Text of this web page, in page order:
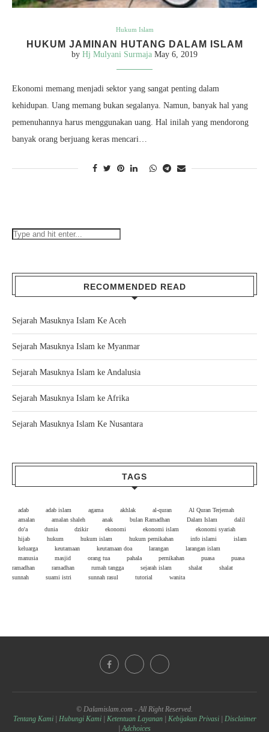
Hukum Islam
HUKUM JAMINAN HUTANG DALAM ISLAM
by Hj Mulyani Surmaja May 6, 2019
Ekonomi memang menjadi sektor yang sangat penting dalam
kehidupan. Uang memang bukan segalanya. Namun, banyak hal yang
pemenuhannya harus menggunakan uang. Hal inilah yang mendorong
banyak orang berjuang keras mencari…
RECOMMENDED READ
Sejarah Masuknya Islam Ke Aceh
Sejarah Masuknya Islam ke Myanmar
Sejarah Masuknya Islam ke Andalusia
Sejarah Masuknya Islam ke Afrika
Sejarah Masuknya Islam Ke Nusantara
TAGS
adab adab islam agama akhlak al-quran
Al Quran Terjemah
amalan
amalan shaleh anak bulan Ramadhan Dalam Islam
dalil
do'a
dunia dzikir ekonomi ekonomi islam
ekonomi syariah
hijab
hukum hukum islam hukum pernikahan info islami
islam
keluarga
keutamaan keutamaan doa larangan
larangan islam
manusia
masjid orang tua pahala pernikahan puasa
puasa
ramadhan
ramadhan rumah tangga sejarah islam shalat
shalat
sunnah
suami istri sunnah rasul tutorial wanita
© Dalamislam.com - All Right Reserved.
Tentang Kami | Hubungi Kami| Ketentuan Layanan| Kebijakan Privasi| Disclaimer
| Adchoices